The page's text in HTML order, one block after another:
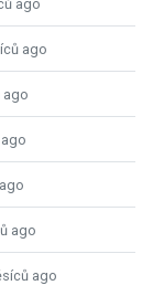
ago
ago
ago
ago
ago